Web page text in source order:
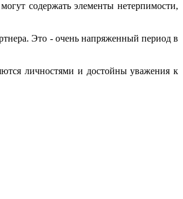
содержать элементы нетерпимости,
Это - очень напряженный период в
личностями и достойны уважения к